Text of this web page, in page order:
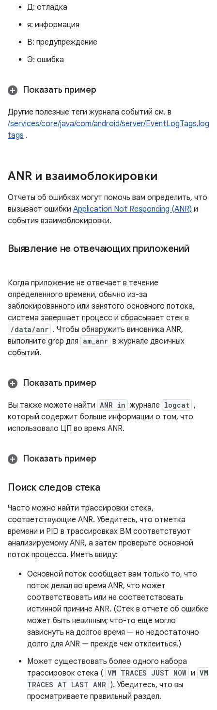
Д: отладка
я: информация
В: предупреждение
Э: ошибка
Показать пример
Другие полезные теги журнала событий см. в
/services/core/java/com/android/server/EventLogTags.log
tags .
ANR и взаимоблокировки
Отчеты об ошибках могут помочь вам определить, что
вызывает ошибки Application Not Responding (ANR) и
события взаимоблокировки.
Выявление не отвечающих приложений
Когда приложение не отвечает в течение
определенного времени, обычно из-за
заблокированного или занятого основного потока,
система завершает процесс и сбрасывает стек в
/data/anr . Чтобы обнаружить виновника ANR,
выполните grep для am_anr в журнале двоичных
событий.
Показать пример
Вы также можете найти ANR in журнале logcat ,
который содержит больше информации о том, что
использовало ЦП во время ANR.
Показать пример
Поиск следов стека
Часто можно найти трассировки стека,
соответствующие ANR. Убедитесь, что отметка
времени и PID в трассировках ВМ соответствуют
анализируемому ANR, а затем проверьте основной
поток процесса. Иметь ввиду:
Основной поток сообщает вам только то, что
поток делал во время ANR, что может
соответствовать или не соответствовать
истинной причине ANR. (Стек в отчете об ошибке
может быть невинным; что-то еще могло
зависнуть на долгое время — но недостаточно
долго для ANR — прежде чем отклеиться.)
Может существовать более одного набора
трассировок стека ( VM TRACES JUST NOW и VM
TRACES AT LAST ANR ). Убедитесь, что вы
просматриваете правильный раздел.